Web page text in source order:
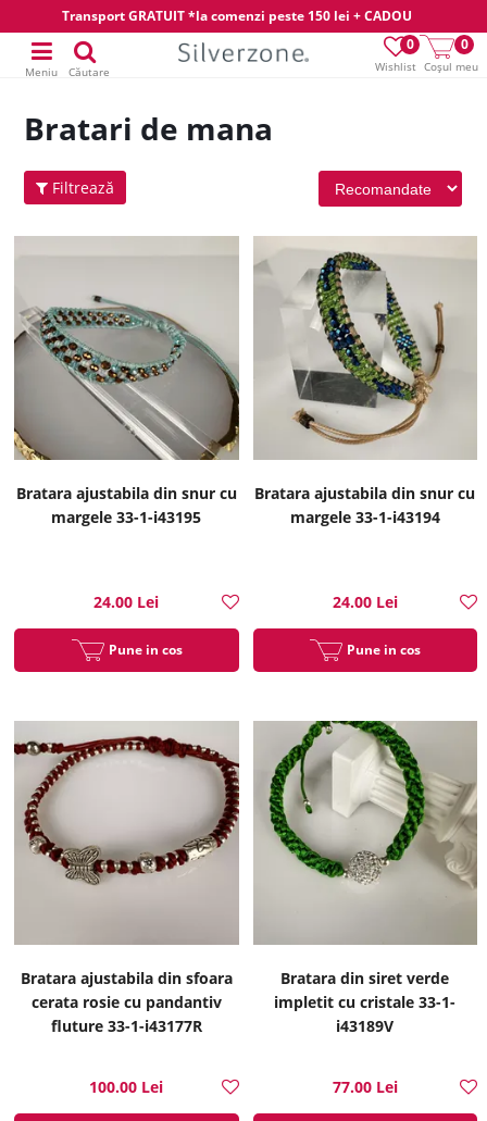
Transport GRATUIT *la comenzi peste 150 lei + CADOU
Wishlist
0
Coșul meu
0
Meniu Căutare
Bratari de mana
Filtrează
Bratara ajustabila din snur cu
margele 33-1-i43195
24.00 Lei
Pune in cos
Bratara ajustabila din snur cu
margele 33-1-i43194
24.00 Lei
Pune in cos
Bratara ajustabila din sfoara
cerata rosie cu pandantiv
fluture 33-1-i43177R
100.00 Lei
Bratara din siret verde
impletit cu cristale 33-1-
i43189V
77.00 Lei